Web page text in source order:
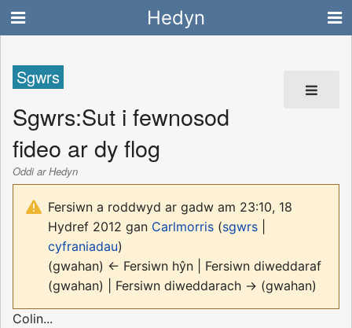
Hedyn
Sgwrs
Sgwrs:Sut i fewnosod
fideo ar dy flog
Oddi ar Hedyn
Fersiwn a roddwyd ar gadw am 23:10, 18
Hydref 2012 gan Carlmorris (sgwrs
cyfraniadau)
(gwahan) ← Fersiwn hŷn | Fersiwn diweddaraf
(gwahan) | Fersiwn diweddarach → (gwahan)
Colin...